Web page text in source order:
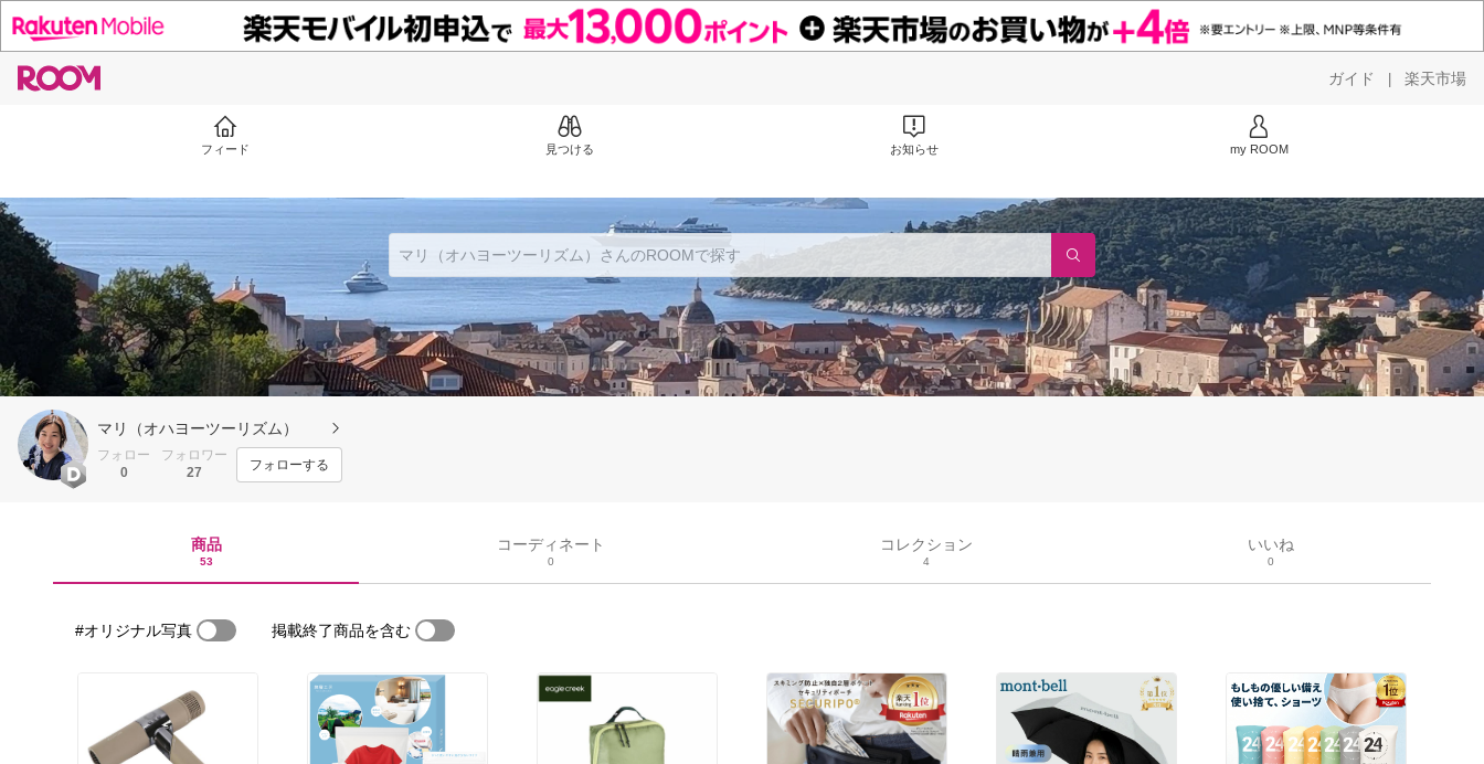
ガイド | 楽天市場
フィード 見つける お知らせ my ROOM
マリ（オハヨーツーリズム）
フォロー
0
フォロワー
27
フォローする
商品
53
コーディネート
0
コレクション
4
いいね
0
#オリジナル写真 掲載終了商品を含む